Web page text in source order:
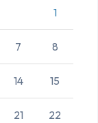
1
7 8
14 15
21 22